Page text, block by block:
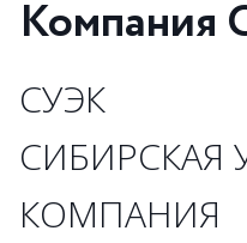
Компания
СУЭК
СИБИРСКАЯ
КОМПАНИЯ